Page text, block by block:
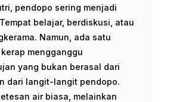
pendopo sering menjadi
belajar, berdiskusi, atau
Namun, ada satu
mengganggu
yang bukan berasal dari
dari langit-langit pendopo.
air biasa, melainkan